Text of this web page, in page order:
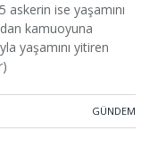
askerin ise yaşamını
kamuoyuna
yaşamını yitiren
GÜNDEM